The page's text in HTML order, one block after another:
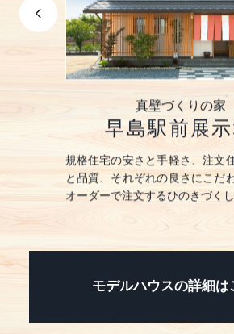
た暮ら
真壁づくりの家
早島駅前展
規格住宅の安さと手軽さ、注文
と品質、それぞれの良さにこだ
オーダーで注文するひのきづくし
モデルハウスの詳細は